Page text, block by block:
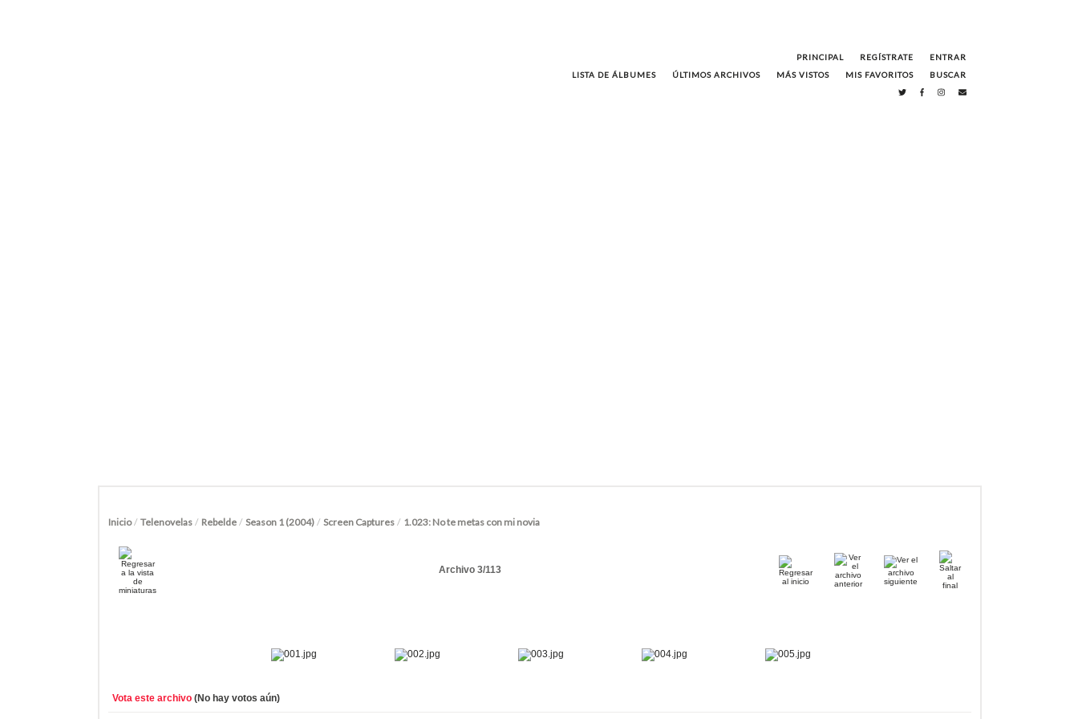
PRINCIPAL REGÍSTRATE
ENTRAR
LISTA DE ÁLBUMES
ÚLTIMOS ARCHIVOS MÁS VISTOS MIS FAVORITOS BUSCAR
Inicio/ Telenovelas / Rebelde / Season 1 (2004) / Screen Captures / 1.023: No te metas con mi novia
Archivo 3/113
Vota este archivo (No hay votos aún)